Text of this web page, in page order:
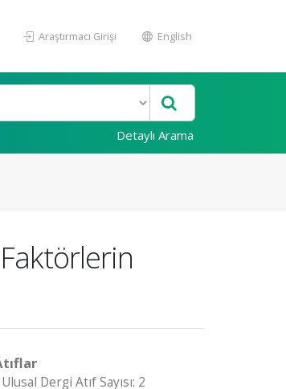
Araştırmacı Girişi English
Detaylı Arama
Ulusal Dergi Atıf Sayısı: 2